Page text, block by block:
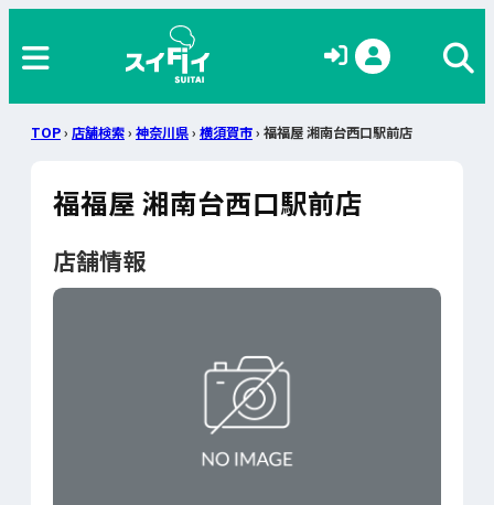
TOP› 店舗検索› 神奈川県› 横須賀市› 福福屋 湘南台西口駅前店
福福屋 湘南台西口駅前店
店舗情報